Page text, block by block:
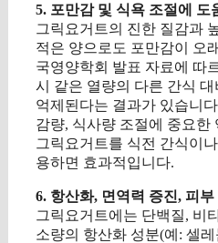
5. 포만감 및 식욕 조절에 도
그릭요거트의 진한 질감과
적은 양으로도 포만감이 오
국영양학회 발표 자료에 따
시 같은 열량의 다른 간식
억제된다는 결과가 있습니
감량, 식사량 조절에 중요한
그릭요거트를 식전 간식이
용하면 효과적입니다.
6. 항산화, 면역력 증진, 피
그릭요거트에는 단백질, 비
소량의 항산화 성분(예: 셀